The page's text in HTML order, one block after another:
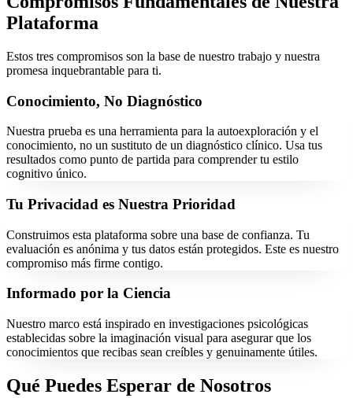
Plataforma
Estos tres compromisos son la base de nuestro trabajo y nuestra
promesa inquebrantable para ti.
Conocimiento, No Diagnóstico
Nuestra prueba es una herramienta para la autoexploración y el
conocimiento, no un sustituto de un diagnóstico clínico. Usa tus
resultados como punto de partida para comprender tu estilo
cognitivo único.
Tu Privacidad es Nuestra Prioridad
Construimos esta plataforma sobre una base de confianza. Tu
evaluación es anónima y tus datos están protegidos. Este es nuestro
compromiso más firme contigo.
Informado por la Ciencia
Nuestro marco está inspirado en investigaciones psicológicas
establecidas sobre la imaginación visual para asegurar que los
conocimientos que recibas sean creíbles y genuinamente útiles.
Qué Puedes Esperar de Nosotros